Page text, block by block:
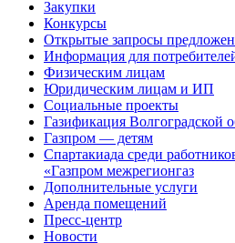
Закупки
Конкурсы
Открытые запросы
Информация для
Физическим лицам
Юридическим лицам и ИП
Социальные проекты
Газификация Волгоградской
Газпром — детям
Спартакиада среди
«Газпром межрегионгаз
Дополнительные услуги
Аренда помещений
Пресс-центр
Новости